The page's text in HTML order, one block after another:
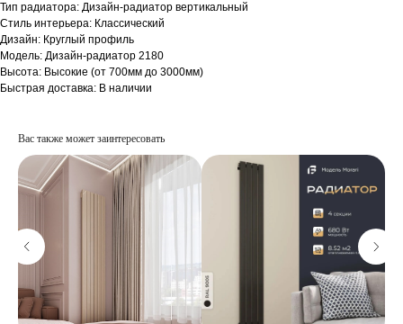
Тип радиатора: Дизайн-радиатор вертикальный
Стиль интерьера: Классический
Дизайн: Круглый профиль
Модель: Дизайн-радиатор 2180
Высота: Высокие (от 700мм до 3000мм)
Быстрая доставка: В наличии
Вас также может заинтересовать